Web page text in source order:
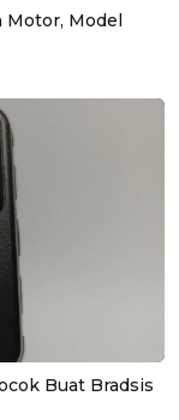
Motor, Model
Buat Bradsis